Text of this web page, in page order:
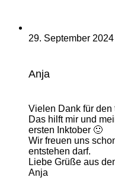
29. September 2024
Anja
Vielen Dank für den
Das hilft mir und
ersten Inktober 🙂
Wir freuen uns
entstehen darf.
Liebe Grüße aus
Anja